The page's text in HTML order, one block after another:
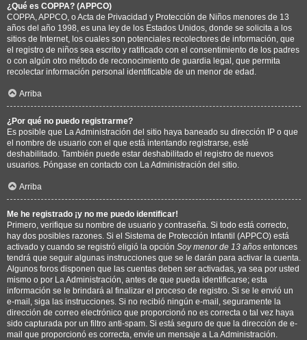
¿Qué es COPPA? (APPCO)
COPPA, APPCO, o Acta de Privacidad y Protección de Niños menores de 13
años del año 1998, es una ley de los Estados Unidos, donde se solicita a los
sitios de Internet, los cuales son potenciales recolectores de información, que
el registro de niños sea escrito y ratificado con el consentimiento de los padres
o con algún otro método de reconocimiento de guardia legal, que permita
recolectar información personal identificable de un menor de edad.
Arriba
¿Por qué no puedo registrarme?
Es posible que La Administración del sitio haya baneado su dirección IP o que
el nombre de usuario con el que está intentando registrarse, esté
deshabilitado. También puede estar deshabilitado el registro de nuevos
usuarios. Póngase en contacto con La Administración del sitio.
Arriba
Me he registrado ¡y no me puedo identificar!
Primero, verifique su nombre de usuario y contraseña. Si todo está correcto,
hay dos posibles razones. Si el Sistema de Protección Infantil (APPCO) está
activado y cuando se registró eligió la opción Soy menor de 13 años entonces
tendrá que seguir algunas instrucciones que se le darán para activar la cuenta.
Algunos foros disponen que las cuentas deben ser activadas, ya sea por usted
mismo o por La Administración, antes de que pueda identificarse; esta
información se le brindará al finalizar el proceso de registro. Si se le envió un
e-mail, siga las instrucciones. Si no recibió ningún e-mail, seguramente la
dirección de correo electrónico que proporcionó no es correcta o tal vez haya
sido capturada por un filtro anti-spam. Si está seguro de que la dirección de e-
mail que proporcionó es correcta, envíe un mensaje a La Administración.